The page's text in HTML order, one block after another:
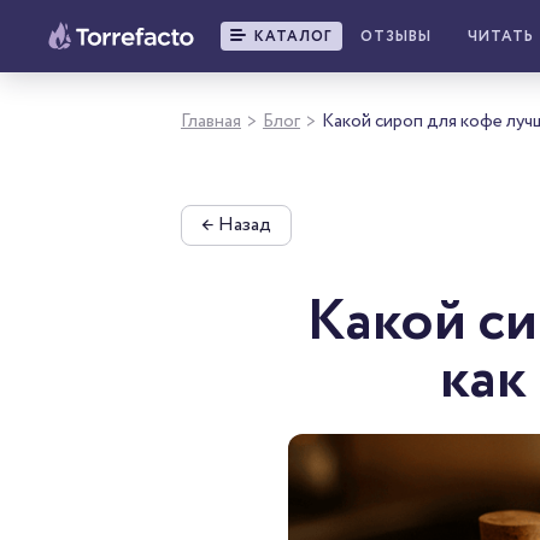
КАТАЛОГ ОТЗЫВЫ ЧИТАТЬ
Главная > Блог > Какой сироп для кофе
← Назад
Какой